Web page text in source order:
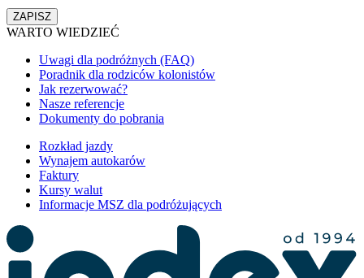
WARTO WIEDZIEĆ
Uwagi dla podróżnych (FAQ)
Poradnik dla rodziców kolonistów
Jak rezerwować?
Nasze referencje
Dokumenty do pobrania
Rozkład jazdy
Wynajem autokarów
Faktury
Kursy walut
Informacje MSZ dla podróżujących